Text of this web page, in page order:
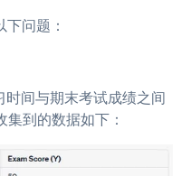
问题：
间与期末考试成绩之间
到的数据如下：